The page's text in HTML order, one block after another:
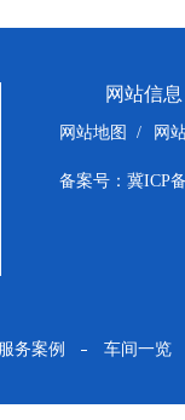
网站信息
网站地图 / 网
备案号： 冀ICP
服务案例 车间一览